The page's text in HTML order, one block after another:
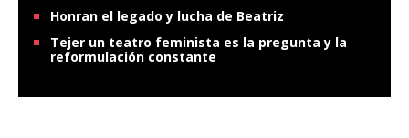
Honran el legado y lucha de Beatriz
Tejer un teatro feminista es la pregunta y la
reformulación constante